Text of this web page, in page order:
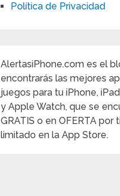
Política de Privacidad
AlertasiPhone.com es el
encontrarás las mejores
juegos para tu iPhone,
y Apple Watch, que se
GRATIS o en OFERTA por
limitado en la App Store.